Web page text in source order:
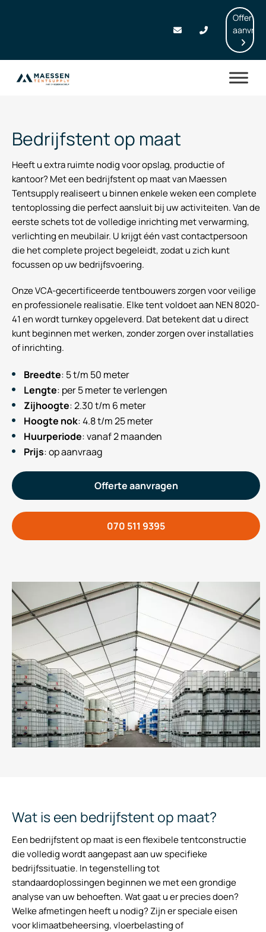
Offerte
Bedrijfstent op maat
Heeft u extra ruimte nodig voor opslag, productie of
kantoor? Met een bedrijfstent op maat van Maessen
Tentsupply realiseert u binnen enkele weken een complete
tentoplossing die perfect aansluit bij uw activiteiten. Van de
eerste schets tot de volledige inrichting met verwarming,
verlichting en meubilair. U krijgt één vast contactpersoon
die het complete project begeleidt, zodat u zich kunt
focussen op uw bedrijfsvoering.
Onze VCA-gecertificeerde tentbouwers zorgen voor veilige
en professionele realisatie. Elke tent voldoet aan NEN 8020-
41 en wordt turnkey opgeleverd. Dat betekent dat u direct
kunt beginnen met werken, zonder zorgen over installaties
of inrichting.
Breedte: 5 t/m 50 meter
Lengte: per 5 meter te verlengen
Zijhoogte: 2.30 t/m 6 meter
Hoogte nok: 4.8 t/m 25 meter
Huurperiode: vanaf 2 maanden
Prijs: op aanvraag
Offerte aanvragen
070 511 9395
Wat is een bedrijfstent op maat?
Een bedrijfstent op maat is een flexibele tentconstructie
die volledig wordt aangepast aan uw specifieke
bedrijfssituatie. In tegenstelling tot
standaardoplossingen beginnen we met een grondige
analyse van uw behoeften. Wat gaat u er precies doen?
Welke afmetingen heeft u nodig? Zijn er speciale eisen
voor klimaatbeheersing, vloerbelasting of